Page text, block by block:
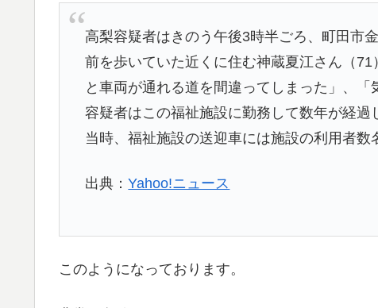
高梨容疑者はきのう午後3時半ごろ、町田市
前を歩いていた近くに住む神蔵夏江さん（
と車両が通れる道を間違ってしまった」、
容疑者はこの福祉施設に勤務して数年が経
当時、福祉施設の送迎車には施設の利用者数
出典：Yahoo!ニュース
このようになっております。